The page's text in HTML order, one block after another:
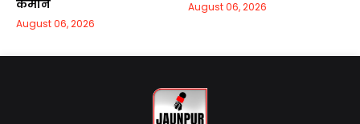
कमान
August 06, 2026
August 06, 2026